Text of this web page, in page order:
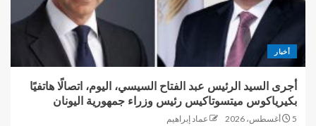
أخبار
أجرى السيد الرئيس عبد الفتاح السيسي، اليوم، اتصالًا هاتفيًا
بكيرياكوس ميتسوتاكيس رئيس وزراء جمهورية اليونان
5 أغسطس، 2026 عماد إبراهيم